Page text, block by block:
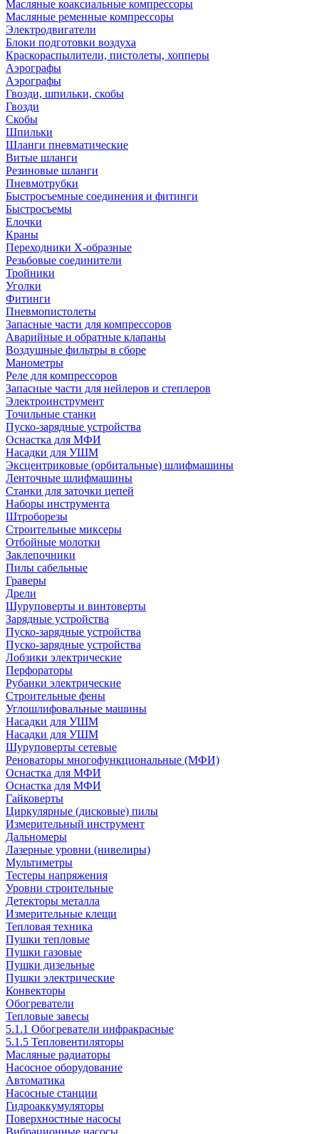
Масляные коаксиальные компрессоры
Масляные ременные компрессоры
Электродвигатели
Блоки подготовки воздуха
Краскораспылители, пистолеты, хопперы
Аэрографы
Аэрографы
Гвозди, шпильки, скобы
Гвозди
Скобы
Шпильки
Шланги пневматические
Витые шланги
Резиновые шланги
Пневмотрубки
Быстросъемные соединения и фитинги
Быстросъемы
Елочки
Краны
Переходники Х-образные
Резьбовые соединители
Тройники
Уголки
Фитинги
Пневмопистолеты
Запасные части для компрессоров
Аварийные и обратные клапаны
Воздушные фильтры в сборе
Манометры
Реле для компрессоров
Запасные части для нейлеров и степлеров
Электроинструмент
Точильные станки
Пуско-зарядные устройства
Оснастка для МФИ
Насадки для УШМ
Эксцентриковые (орбитальные) шлифмашины
Ленточные шлифмашины
Станки для заточки цепей
Наборы инструмента
Штроборезы
Строительные миксеры
Отбойные молотки
Заклепочники
Пилы сабельные
Граверы
Дрели
Шуруповерты и винтоверты
Зарядные устройства
Пуско-зарядные устройства
Пуско-зарядные устройства
Лобзики электрические
Перфораторы
Рубанки электрические
Строительные фены
Углошлифовальные машины
Насадки для УШМ
Насадки для УШМ
Шуруповерты сетевые
Реноваторы многофункциональные (МФИ)
Оснастка для МФИ
Оснастка для МФИ
Гайковерты
Циркулярные (дисковые) пилы
Измерительный инструмент
Дальномеры
Лазерные уровни (нивелиры)
Мультиметры
Тестеры напряжения
Уровни строительные
Детекторы металла
Измерительные клещи
Тепловая техника
Пушки тепловые
Пушки газовые
Пушки дизельные
Пушки электрические
Конвекторы
Обогреватели
Тепловые завесы
5.1.1 Обогреватели инфракрасные
5.1.5 Тепловентиляторы
Масляные радиаторы
Насосное оборудование
Автоматика
Насосные станции
Гидроаккумуляторы
Поверхностные насосы
Вибрационные насосы